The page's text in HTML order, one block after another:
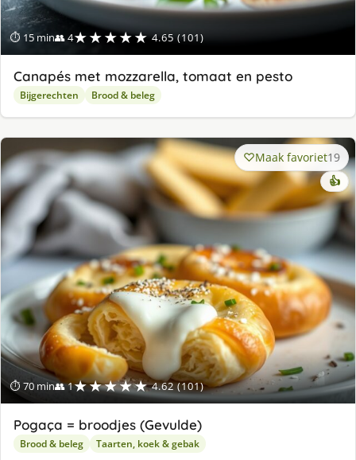
⏱ 15 min👥 4★★★★★ 4.65 (101)
Canapés met mozzarella, tomaat en pesto
Bijgerechten Brood & beleg
⏱ 70 min👥 1★★★★★ 4.62 (101)
Maak favoriet19
👍
Pogaça = broodjes (Gevulde)
Brood & beleg Taarten, koek & gebak